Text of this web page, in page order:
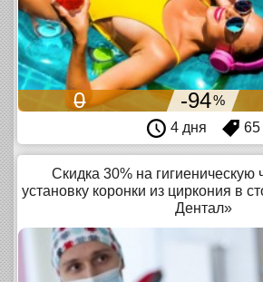
0 -94%
4 дня 65
Скидка 30% на гигиеническую
установку коронки из циркония в
Дентал»